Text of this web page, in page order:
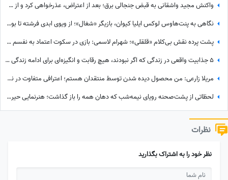
واکنش مجید واشقانی به قبض جنجالی برق؛ بعد از اعتراض، عذرخواهی کرد و از شرکت برق تشکر کرد
نگاهی به پنت‌هاوس لوکس ایلیا کیوان، بازیگر «شغال»؛ از ویوی ابدی فرشته تا بولداگ دوست‌داشتنی و دکوراسیون چشم‌نواز
پشت پرده نقش بی‌کلام «قلقلی»؛ شهرام لاسمی: بازی در سکوت اعتماد به نفسم را از من گرفت! مدیون این بازیگر معروف هستم، دستاشو می‌بوسم، دخترم خیلی به من کمک کرد+ویدئو
5 جذابیت واقعی در زندگی که اگر نبودند، هیچ رقابت و انگیزه‌ای برای ادامه زندگی وجود نداشت! آخریش از همه مهم‌تره!
مریلا زارعی: من محصول دیده شدن توسط منتقدان هستم؛ اعترافی متفاوت در نشست خبری «موسی کلیم‌الله» + ویدئو
لحظاتی از پشت‌صحنه رویای نیمه‌شب که دهان همه را باز گذاشت؛ هنرنمایی حیرت‌انگیز و جانانه روزبه حصاری بدون بدلکار!+ویدیو
نظرات
نظر خود را به اشتراک بگذارید